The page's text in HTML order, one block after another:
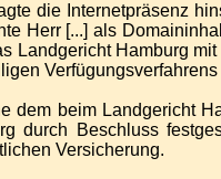
die Internetpräsenz
Herr [...] als
Landgericht Hamburg
Verfügungsverfahrens
dem beim Landgericht
durch Beschluss
Versicherung.